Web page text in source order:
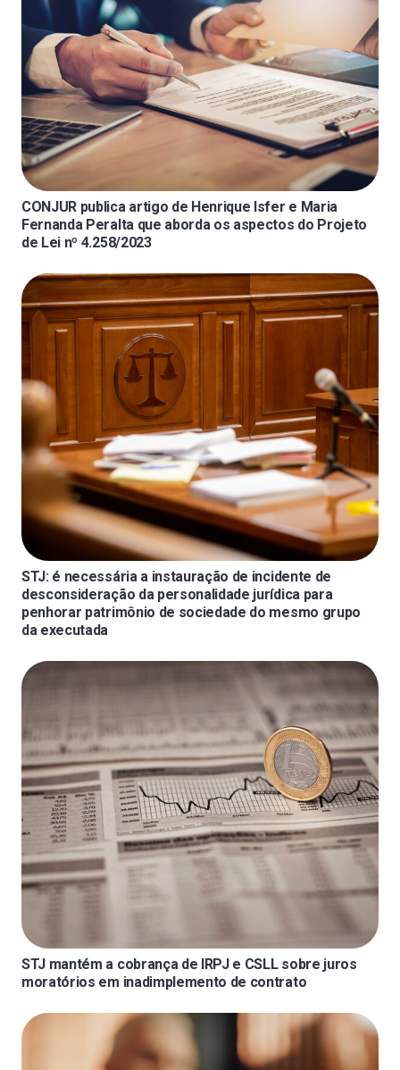
CONJUR publica artigo de Henrique Isfer e Maria
Fernanda Peralta que aborda os aspectos do Projeto
de Lei nº 4.258/2023
STJ: é necessária a instauração de incidente de
desconsideração da personalidade jurídica para
penhorar patrimônio de sociedade do mesmo grupo
da executada
STJ mantém a cobrança de IRPJ e CSLL sobre juros
moratórios em inadimplemento de contrato